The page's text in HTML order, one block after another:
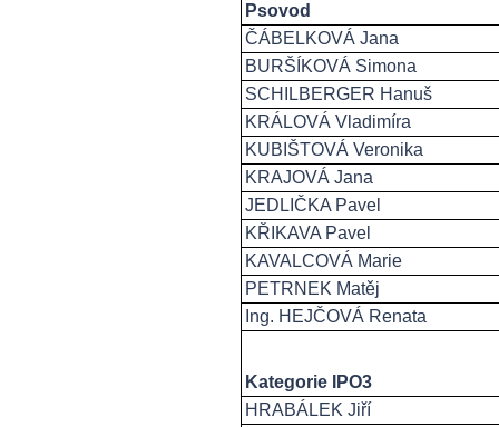
Psovod
ČÁBELKOVÁ Jana
BURŠÍKOVÁ Simona
SCHILBERGER Hanuš
KRÁLOVÁ Vladimíra
KUBIŠTOVÁ Veronika
KRAJOVÁ Jana
JEDLIČKA Pavel
KŘIKAVA Pavel
KAVALCOVÁ Marie
PETRNEK Matěj
Ing. HEJČOVÁ Renata
Kategorie IPO3
HRABÁLEK Jiří